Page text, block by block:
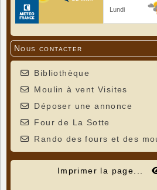
Nous contacter
Bibliothèque
Moulin à vent Visites
Déposer une annonce
Four de La Sotte
Rando des fours et des
Imprimer la page...